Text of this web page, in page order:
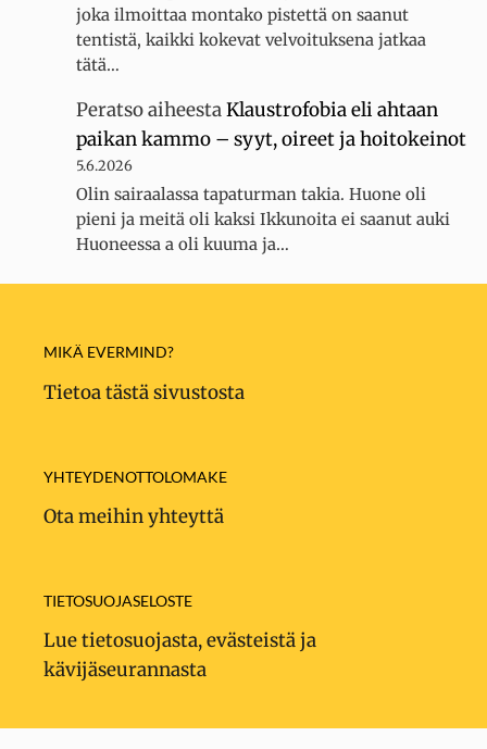
joka ilmoittaa montako pistettä on saanut
tentistä, kaikki kokevat velvoituksena jatkaa
tätä…
PeratsoaiheestaKlaustrofobia eli ahtaan
paikan kammo – syyt, oireet ja hoitokeinot
5.6.2026
Olin sairaalassa tapaturman takia. Huone oli
pieni ja meitä oli kaksi Ikkunoita ei saanut auki
Huoneessa a oli kuuma ja…
MIKÄ EVERMIND?
Tietoa tästä sivustosta
YHTEYDENOTTOLOMAKE
Ota meihin yhteyttä
TIETOSUOJASELOSTE
Lue tietosuojasta, evästeistä ja
kävijäseurannasta